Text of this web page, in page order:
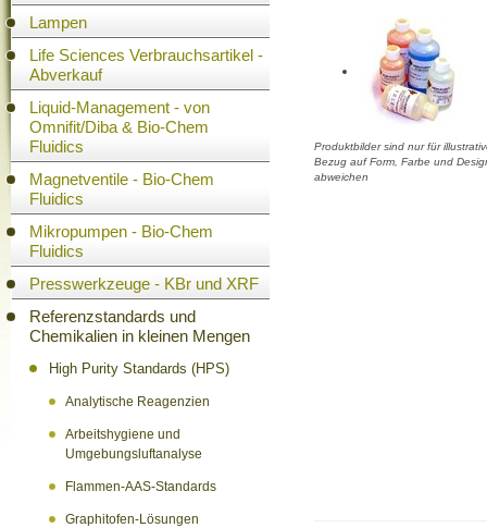
Lampen
Life Sciences Verbrauchsartikel -
Abverkauf
Liquid-Management - von
Omnifit/Diba & Bio-Chem
Fluidics
Magnetventile - Bio-Chem
Fluidics
Mikropumpen - Bio-Chem
Fluidics
Presswerkzeuge - KBr und XRF
Referenzstandards und
Chemikalien in kleinen Mengen
High Purity Standards (HPS)
Analytische Reagenzien
Arbeitshygiene und
Umgebungsluftanalyse
Flammen-AAS-Standards
Graphitofen-Lösungen
Produktbilder sind nur für
Bezug auf Form, Farbe und
abweichen